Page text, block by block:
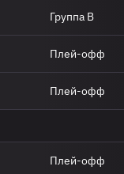
Группа B
Плей-офф
Плей-офф
Плей-офф